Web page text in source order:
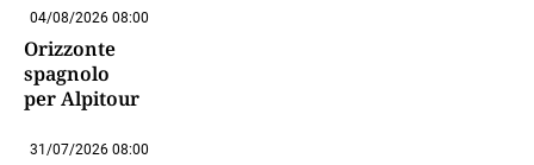
04/08/2026 08:00
Orizzonte
spagnolo
per Alpitour
31/07/2026 08:00